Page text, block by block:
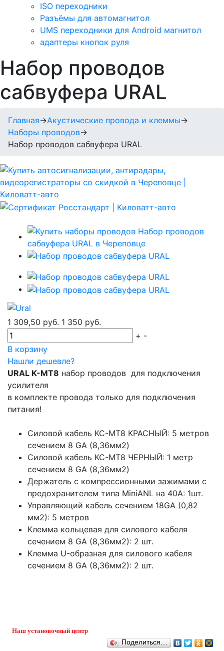
ISO переходники
Разъёмы для автомагнитол
UMS переходники для Android магнитол
адаптеры кнопок руля
Набор проводов
сабвуфера URAL
Главная→Акустические провода и клеммы→
Наборы проводов→
Набор проводов сабвуфера URAL
1 309,50 руб. 1 350 руб.
+ -
В корзину
Нашли дешевле?
URAL K-MT8 набор проводов для подключения
усилителя
в комплекте провода только для подключения
питания!
Cиловой кабель КС-МТ8 КРАСНЫЙ: 5 метров
сечением 8 GA (8,36мм2)
Cиловой кабель КС-МТ8 ЧЕРНЫЙ: 1 метр
сечением 8 GA (8,36мм2)
Держатель с компрессионными зажимами с
предохранителем типа MiniANL на 40А: 1шт.
Управляющий кабель сечением 18GA (0,82
мм2): 5 метров
Клемма кольцевая для силового кабеля
сечением 8 GA (8,36мм2): 2 шт.
Клемма U-образная для силового кабеля
сечением 8 GA (8,36мм2): 2 шт.
Наш установочный центр
Поделиться…